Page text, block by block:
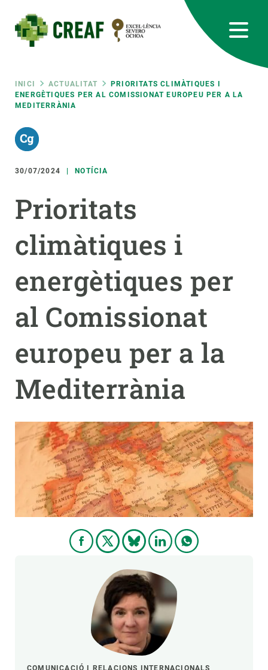
contingut
Fil
d'ariadna
INICI ACTUALITAT
PRIORITATS CLIMÀTIQUES I
ENERGÈTIQUES PER AL COMISSIONAT EUROPEU PER A LA
MEDITERRÀNIA
30/07/2024 NOTÍCIA
Prioritats
climàtiques i
energètiques per
al Comissionat
europeu per a la
Mediterrània
RRSS
Featured
responsive
Responsive
menu
RECERCA
CIÈNCIA EN ACCIÓ
NOTÍCIES I AGENDA